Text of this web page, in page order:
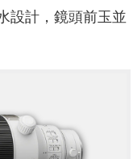
設計，鏡頭前玉並